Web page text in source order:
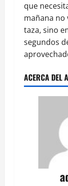
que
mañana no
taza, sino
segundos
ACERCA DEL